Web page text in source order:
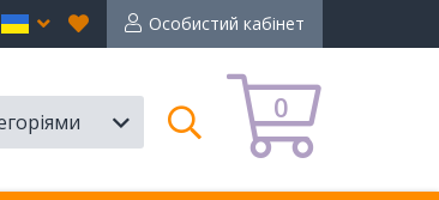
Особистий кабінет
Вибране
en
0
Пошук